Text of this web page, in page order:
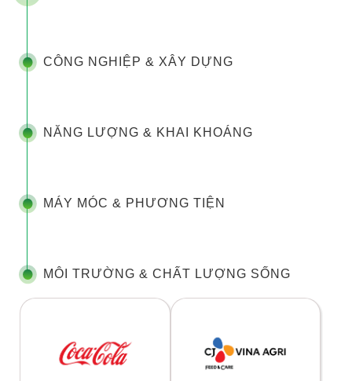
CÔNG NGHIỆP & XÂY DỰNG
NĂNG LƯỢNG & KHAI KHOÁNG
MÁY MÓC & PHƯƠNG TIỆN
MÔI TRƯỜNG & CHẤT LƯỢNG SỐNG